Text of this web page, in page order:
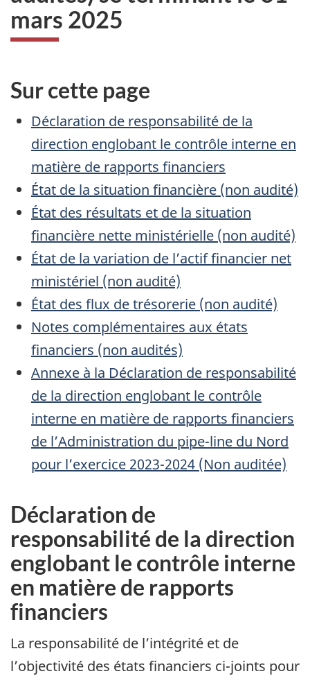
mars 2025
Sur cette page
Déclaration de responsabilité de la
direction englobant le contrôle interne en
matière de rapports financiers
État de la situation financière (non audité)
État des résultats et de la situation
financière nette ministérielle (non audité)
État de la variation de l’actif financier net
ministériel (non audité)
État des flux de trésorerie (non audité)
Notes complémentaires aux états
financiers (non audités)
Annexe à la Déclaration de responsabilité
de la direction englobant le contrôle
interne en matière de rapports financiers
de l’Administration du pipe-line du Nord
pour l’exercice 2023-2024 (Non auditée)
Déclaration de
responsabilité de la direction
englobant le contrôle interne
en matière de rapports
financiers
La responsabilité de l’intégrité et de
l’objectivité des états financiers ci-joints pour